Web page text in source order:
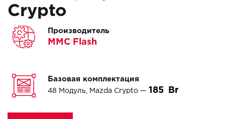
Crypto
Производитель
MMC Flash
Базовая комплектация
48 Модуль, Mazda Crypto — 185